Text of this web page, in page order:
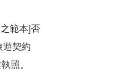
範本]否
遊契約
照。